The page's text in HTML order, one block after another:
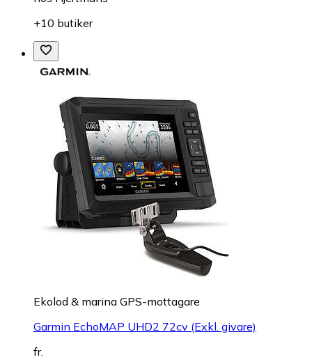
+10 butiker
Ekolod & marina GPS-mottagare
Garmin EchoMAP UHD2 72cv (Exkl. givare)
fr.